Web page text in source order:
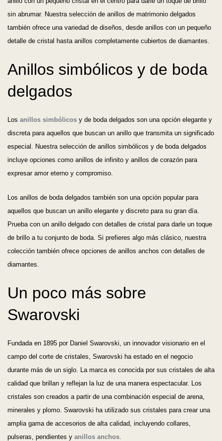
sin abrumar. Nuestra selección de anillos de matrimonio delgados
también ofrece una variedad de diseños, desde anillos con un pequeño
detalle de cristal hasta anillos completamente cubiertos de diamantes.
Anillos simbólicos y de boda
delgados
Los anillos simbólicos y de boda delgados son una opción elegante y
discreta para aquellos que buscan un anillo que transmita un significado
especial. Nuestra selección de anillos simbólicos y de boda delgados
incluye opciones como anillos de infinito y anillos de corazón para
expresar amor eterno y compromiso.
Los anillos de boda delgados también son una opción popular para
aquellos que buscan un anillo elegante y discreto para su gran día.
Prueba con un anillo delgado con detalles de cristal para darle un toque
de brillo a tu conjunto de boda. Si prefieres algo más clásico, nuestra
colección también ofrece opciones de anillos anchos con detalles de
diamantes.
Un poco más sobre
Swarovski
Fundada en 1895 por Daniel Swarovski, un innovador visionario en el
campo del corte de cristales, Swarovski ha estado en el negocio
durante más de un siglo. La marca es conocida por sus cristales de alta
calidad que brillan y reflejan la luz de una manera espectacular. Los
cristales son creados a partir de una combinación especial de arena,
minerales y plomo. Swarovski ha utilizado sus cristales para crear una
amplia gama de accesorios de alta calidad, incluyendo collares,
pulseras, pendientes y anillos anchos